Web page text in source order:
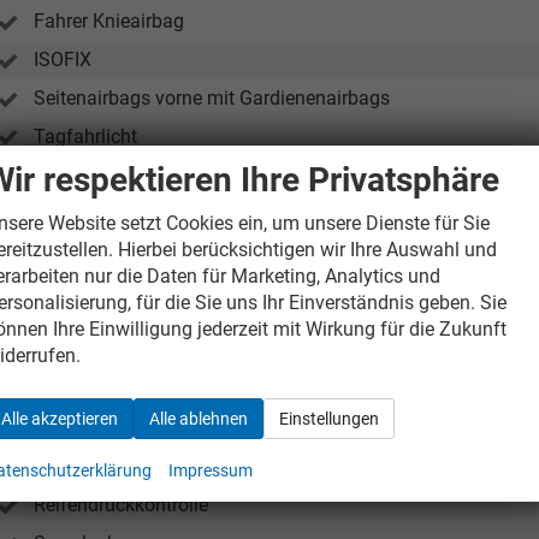
Fahrer Knieairbag
ISOFIX
Seitenairbags vorne mit Gardienenairbags
Tagfahrlicht
Wegfahrsperre
Zentralverriegelung mit Funkfernbedienung
Aussenspiegel in Wagenfarbe
Colorglass
& Technik
Berganfahrhilfe
Reifendrückkontrolle
respektieren Ihre Privatsphäre
Website setzt Cookies ein, um unsere Dienste für Sie
Hierbei berücksichtigen wir Ihre Auswahl und
nur die Daten für Marketing, Analytics und
für die Sie uns Ihr Einverständnis geben. Sie
Ihre Einwilligung jederzeit mit Wirkung für die Zukunft
Alle akzeptieren Alle ablehnen Einstellungen
Impressum